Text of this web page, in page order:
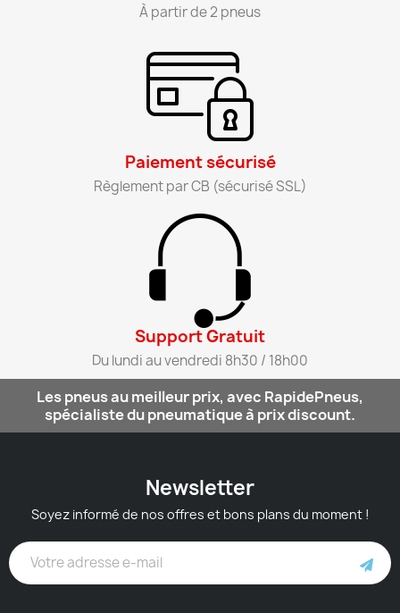
À partir de 2 pneus​
Paiement sécurisé​
Règlement par CB (sécurisé SSL)​
Support Gratuit​
Du lundi au vendredi 8h30 / 18h00​
Les pneus au meilleur prix, avec RapidePneus,
spécialiste du pneumatique à prix discount.
Newsletter
Soyez informé de nos offres et bons plans du moment !